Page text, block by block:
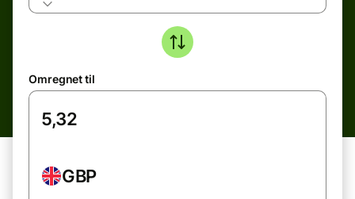
Omregnet til
GBP